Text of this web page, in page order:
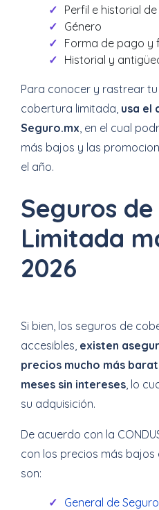
Perfil e historial
Género
Forma de pago y
Historial y
Para conocer y rastrear
cobertura limitada, usa el
Seguro.mx , en el cual
más bajos y las
el año.
Seguros
Limitada
2026
Si bien, los seguros de
accesibles, existen
precios mucho más
meses sin intereses , lo
su adquisición.
De acuerdo con la
con los precios más
son:
General de